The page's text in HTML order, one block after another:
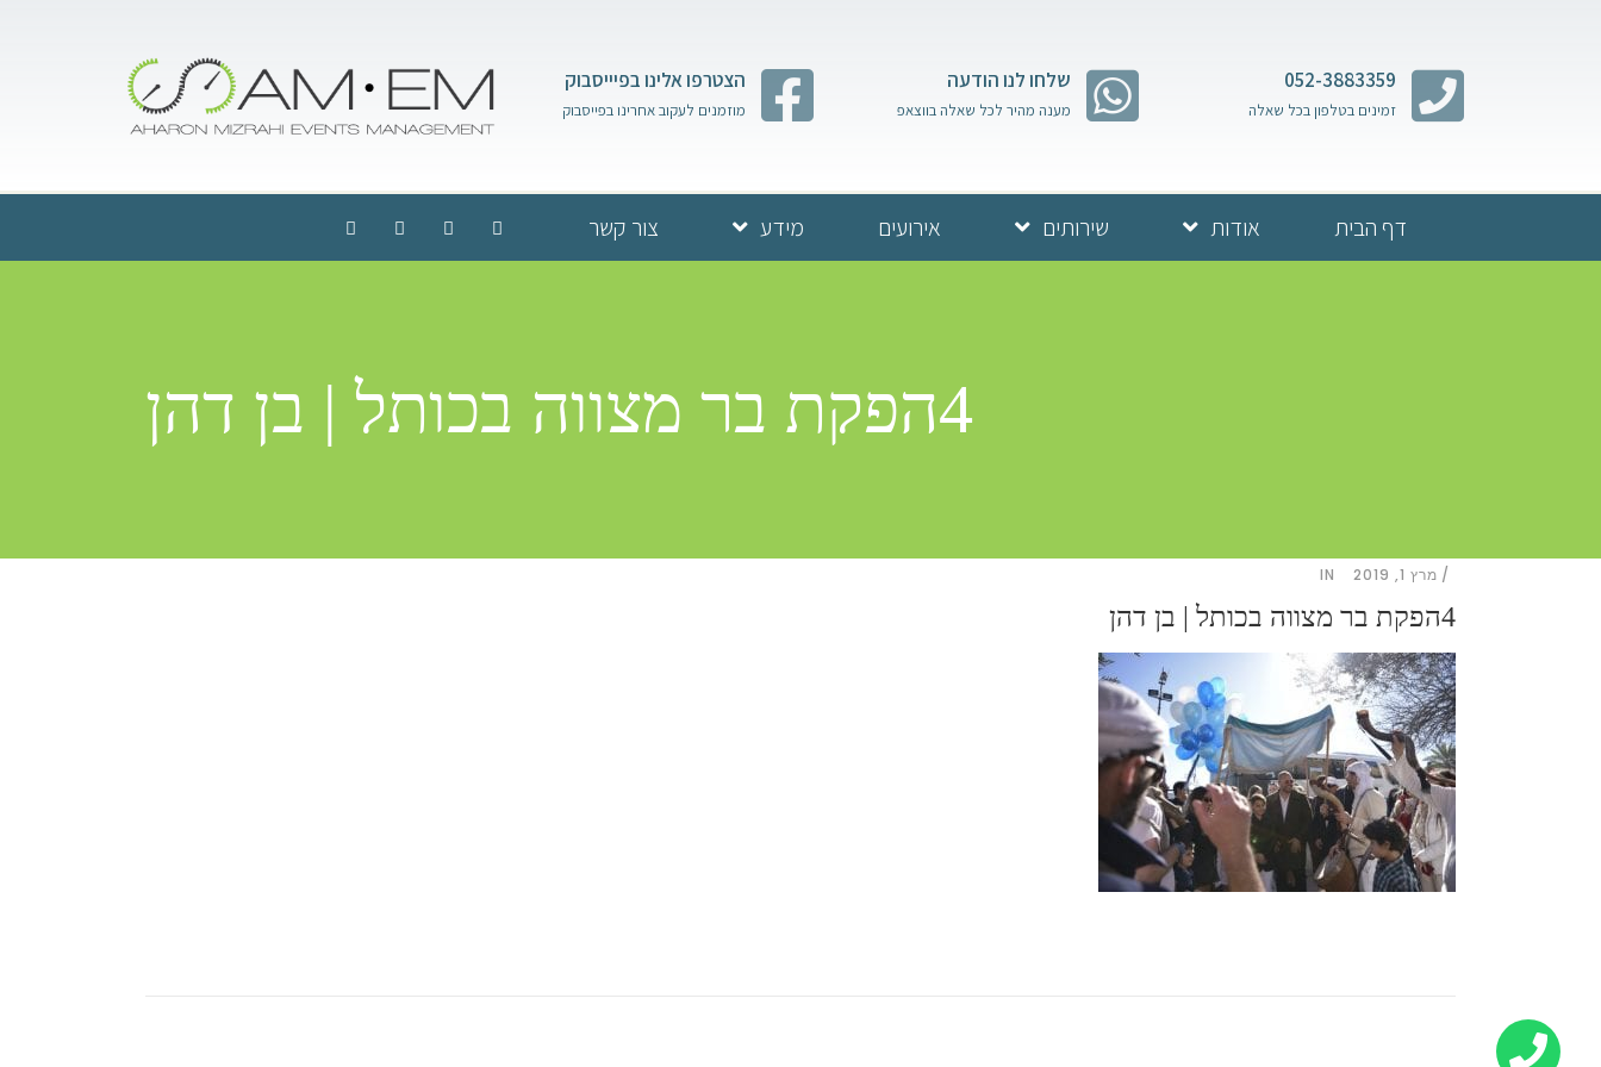
052-3883359
זמינים בטלפון בכל שאלה
שלחו לנו הודעה
מענה מהיר לכל שאלה בווצאפ
הצטרפו אלינו בפיייסבוק
מוזמנים לעקוב אחרינו בפייסבוק
דף הבית אודות שירותים אירועים מידע צור קשר
4הפקת בר מצווה בכותל | בן דהן
מרץ 1, 2019 IN
4הפקת בר מצווה בכותל | בן דהן